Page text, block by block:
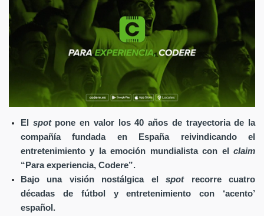
El spot pone en valor los 40 años de trayectoria de la
compañía fundada en España reivindicando el
entretenimiento y la emoción mundialista con el claim
“Para experiencia, Codere”.
Bajo una visión nostálgica elspotrecorre cuatro
décadas de fútbol y entretenimiento con ‘acento’
español.